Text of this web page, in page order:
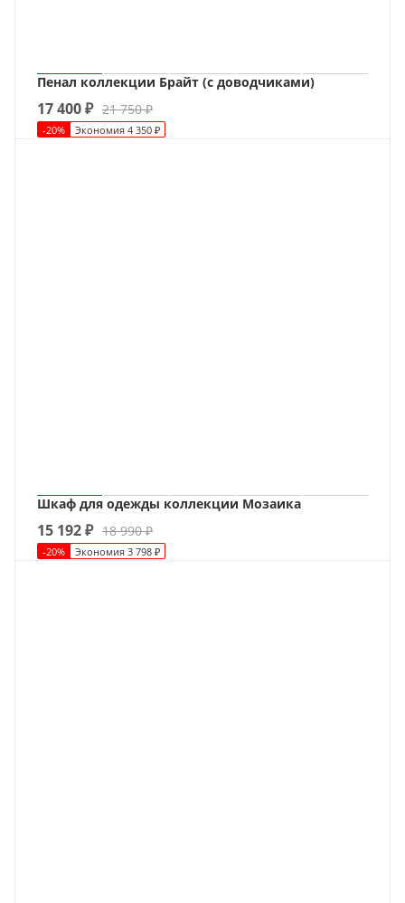
Пенал коллекции Брайт (с доводчиками)
17 400₽ 21 750₽
-20% Экономия 4 350 ₽
Шкаф для одежды коллекции Мозаика
15 192₽ 18 990₽
-20% Экономия 3 798 ₽